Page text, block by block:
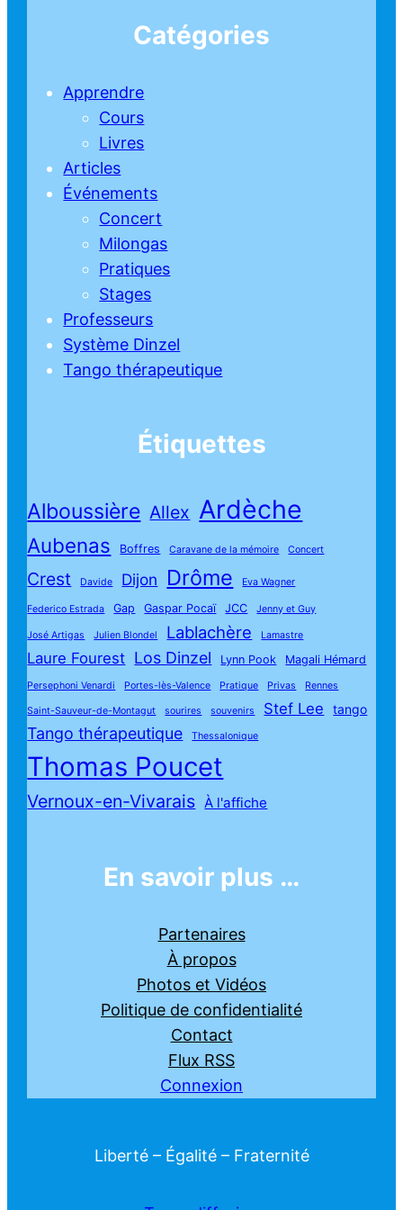
Catégories
Apprendre
Cours
Livres
Articles
Événements
Concert
Milongas
Pratiques
Stages
Professeurs
Système Dinzel
Tango thérapeutique
Étiquettes
Alboussière Allex Ardèche
Aubenas Boffres Caravane de la mémoire Concert
Crest Davide Dijon Drôme Eva Wagner
Federico Estrada Gap Gaspar Pocaï JCC Jenny et Guy
José Artigas Julien Blondel Lablachère Lamastre
Laure Fourest Los Dinzel Lynn Pook Magali Hémard
Persephoni Venardi Portes-lès-Valence Pratique Privas Rennes
Saint-Sauveur-de-Montagut sourires souvenirs Stef Lee tango
Tango thérapeutique Thessalonique
Thomas Poucet
Vernoux-en-Vivarais À l'affiche
En savoir plus …
Partenaires
À propos
Photos et Vidéos
Politique de confidentialité
Contact
Flux RSS
Connexion
Liberté – Égalité – Fraternité